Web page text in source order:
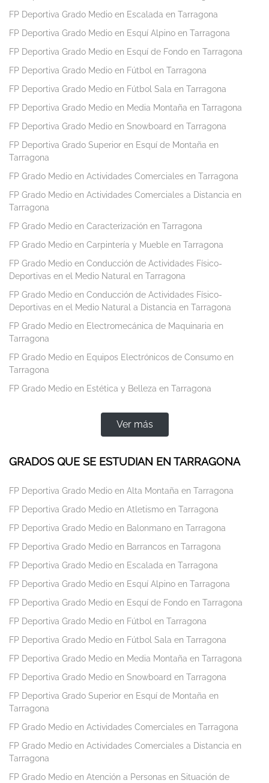
FP Deportiva Grado Medio en Escalada en Tarragona
FP Deportiva Grado Medio en Esquí Alpino en Tarragona
FP Deportiva Grado Medio en Esquí de Fondo en Tarragona
FP Deportiva Grado Medio en Fútbol en Tarragona
FP Deportiva Grado Medio en Fútbol Sala en Tarragona
FP Deportiva Grado Medio en Media Montaña en Tarragona
FP Deportiva Grado Medio en Snowboard en Tarragona
FP Deportiva Grado Superior en Esquí de Montaña en
Tarragona
FP Grado Medio en Actividades Comerciales en Tarragona
FP Grado Medio en Actividades Comerciales a Distancia en
Tarragona
FP Grado Medio en Caracterización en Tarragona
FP Grado Medio en Carpintería y Mueble en Tarragona
FP Grado Medio en Conducción de Actividades Físico-
Deportivas en el Medio Natural en Tarragona
FP Grado Medio en Conducción de Actividades Físico-
Deportivas en el Medio Natural a Distancia en Tarragona
FP Grado Medio en Electromecánica de Maquinaria en
Tarragona
FP Grado Medio en Equipos Electrónicos de Consumo en
Tarragona
FP Grado Medio en Estética y Belleza en Tarragona
Ver más
GRADOS QUE SE ESTUDIAN EN TARRAGONA
FP Deportiva Grado Medio en Alta Montaña en Tarragona
FP Deportiva Grado Medio en Atletismo en Tarragona
FP Deportiva Grado Medio en Balonmano en Tarragona
FP Deportiva Grado Medio en Barrancos en Tarragona
FP Deportiva Grado Medio en Escalada en Tarragona
FP Deportiva Grado Medio en Esquí Alpino en Tarragona
FP Deportiva Grado Medio en Esquí de Fondo en Tarragona
FP Deportiva Grado Medio en Fútbol en Tarragona
FP Deportiva Grado Medio en Fútbol Sala en Tarragona
FP Deportiva Grado Medio en Media Montaña en Tarragona
FP Deportiva Grado Medio en Snowboard en Tarragona
FP Deportiva Grado Superior en Esquí de Montaña en
Tarragona
FP Grado Medio en Actividades Comerciales en Tarragona
FP Grado Medio en Actividades Comerciales a Distancia en
Tarragona
FP Grado Medio en Atención a Personas en Situación de